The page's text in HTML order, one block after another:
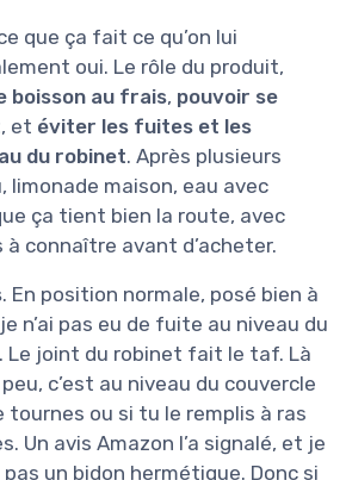
que ça fait ce qu’on lui
oui. Le rôle du produit,
boisson au frais, pouvoir se
, et éviter les fuites et les
du robinet. Après plusieurs
limonade maison, eau avec
ça tient bien la route, avec
à connaître avant d’acheter.
. En position normale, posé bien à
n’ai pas eu de fuite au niveau du
Le joint du robinet fait le taf. Là
c’est au niveau du couvercle
tournes ou si tu le remplis à ras
Un avis Amazon l’a signalé, et je
pas un bidon hermétique. Donc si